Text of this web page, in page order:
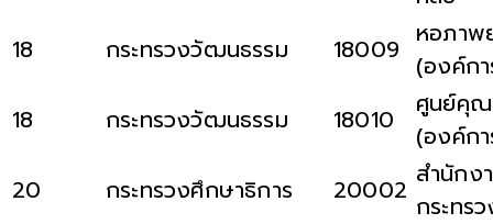
18
กระทรวงวัฒนธรรม 18009 หอภาพ
(องค์ก
18
กระทรวงวัฒนธรรม 18010
ศูนย์คุณ
(องค์ก
20
กระทรวงศึกษาธิการ 20002 สำนักง
กระทร